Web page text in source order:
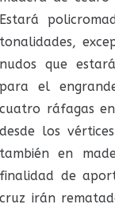
Estará
tonalidades,
nudos que
para el
cuatro ráfagas
desde los
también en
finalidad de
cruz irán